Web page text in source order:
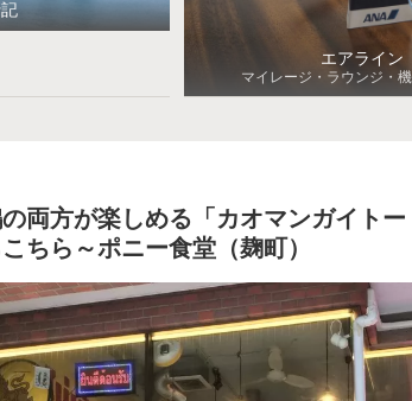
エアライン
マイレージ・ラウンジ・
両方が楽しめる「カオマンガイト
ちら～ポニー食堂（麹町）